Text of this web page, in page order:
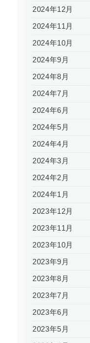
2024年12月
2024年11月
2024年10月
2024年9月
2024年8月
2024年7月
2024年6月
2024年5月
2024年4月
2024年3月
2024年2月
2024年1月
2023年12月
2023年11月
2023年10月
2023年9月
2023年8月
2023年7月
2023年6月
2023年5月